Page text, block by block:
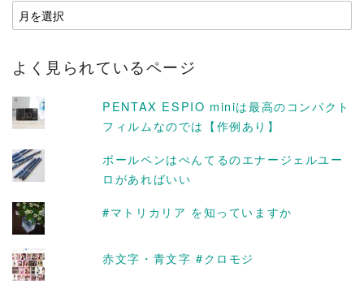
ア
ー
イ
よく見られているページ
PENTAX ESPIO miniは最高のコンパクト
フィルムなのでは【作例あり】
ボールペンはぺんてるのエナージェルユー
ロがあればいい
#マトリカリア を知っていますか
赤文字・青文字 #クロモジ